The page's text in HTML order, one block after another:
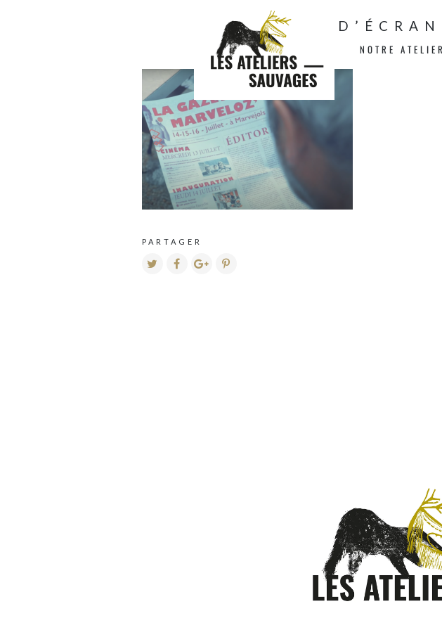
NOTRE ATELIER
CAPTURE
PARTAGER